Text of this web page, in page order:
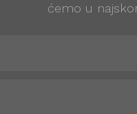
ćemo u